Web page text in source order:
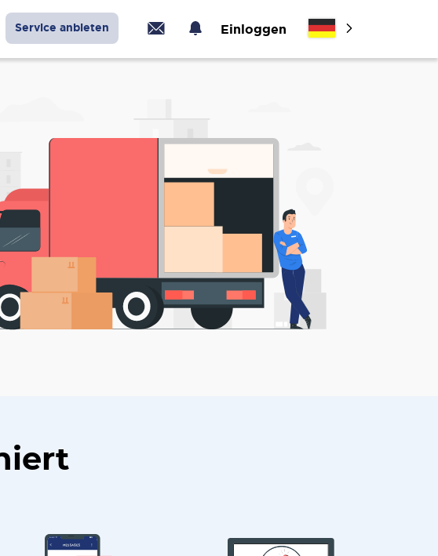
Service anbieten Einloggen